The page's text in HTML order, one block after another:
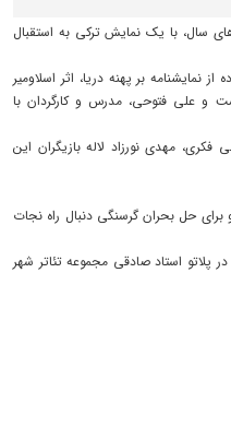
سال، با یک نمایش ترکی به استقبال
نمایشنامه بر پهنه دریا، اثر اسلاومیر
و علی فتوحی، مدرس و کارگردان با
فکری، مهدی نورزاد لاله بازیگران این
حل بحران گرسنگی دنبال راه نجات
۵ اسفند، هر شب در پلاتو استاد صادقی مجموعه تئاتر شهر